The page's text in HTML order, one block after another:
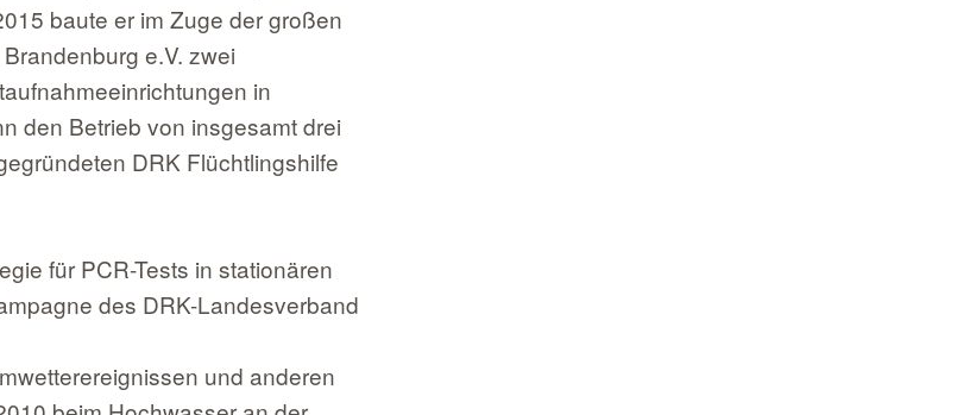
baute er im Zuge der großen
e.V. zwei
in
den Betrieb von insgesamt drei
DRK Flüchtlingshilfe
für PCR-Tests in stationären
des DRK-Landesverband
und anderen